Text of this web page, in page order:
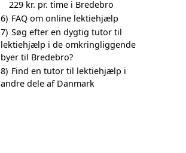
229 kr. pr. time i Bredebro
6) FAQ om online lektiehjælp
7) Søg efter en dygtig tutor til
lektiehjælp i de omkringliggende
byer til Bredebro?
8) Find en tutor til lektiehjælp i
andre dele af Danmark